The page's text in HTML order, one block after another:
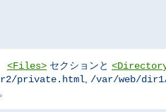
<Files> セクションと
private.html, /var/web/